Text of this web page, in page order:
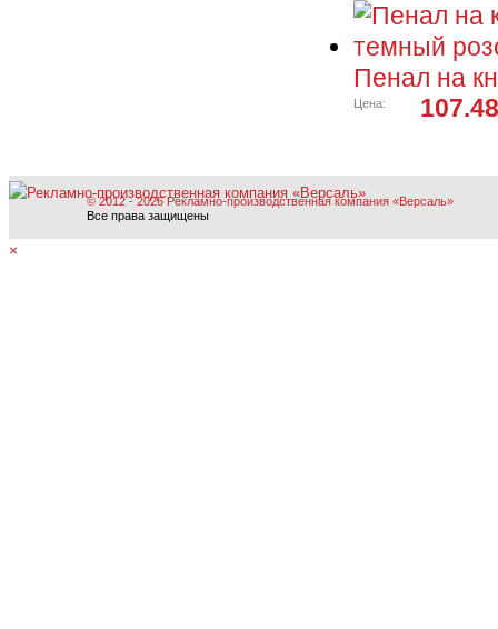
Пенал на
Цена:
© 2012 - 2026 Рекламно-производственная компания «Версаль»
Все права защищены
×